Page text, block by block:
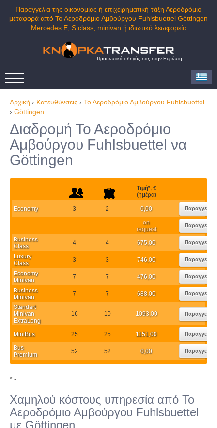
Παραγγελία της οικονομίας ή επιχειρηματική τάξη Αεροδρόμιο
μεταφορά από Το Αεροδρόμιο Αμβούργου Fuhlsbuettel Göttingen
Mercedes E, S class, minivan ή ιδιωτικό λεωφορείο
Προσωπικά οδηγός σας στην Ευρώπη
Αρχική › Κατευθύνσεις › Το Αεροδρόμιο Αμβούργου Fuhlsbuettel
› Göttingen
Διαδρομή Το Αεροδρόμιο
Αμβούργου Fuhlsbuettel να
Göttingen
Τιμή*, €
(ημέρα)
Economy 3 2 0,00 Παραγγελία
on
request
Παραγγελία
Business
Class
4 4 675,00 Παραγγελία
Luxury
Class
3 3 746,00 Παραγγελία
Economy
Minivan
7 7 476,00 Παραγγελία
Business
Minivan
7 7 688,00 Παραγγελία
Standart
Minivan
ExtraLong
16 10 1093,00 Παραγγελία
MiniBus 25 25 1151,00 Παραγγελία
Bus
Premium
52 52 0,00 Παραγγελία
* -
Χαμηλού κόστους υπηρεσία από Το
Αεροδρόμιο Αμβούργου Fuhlsbuettel
με Göttingen